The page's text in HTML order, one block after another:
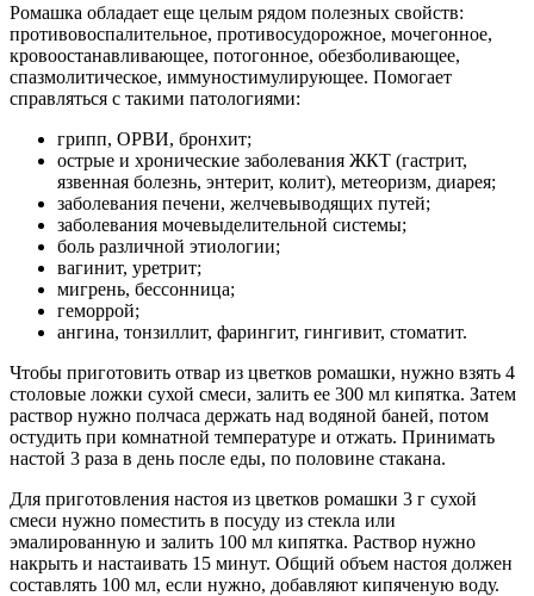
Ромашка обладает еще целым рядом полезных свойств:
противовоспалительное, противосудорожное, мочегонное,
кровоостанавливающее, потогонное, обезболивающее,
спазмолитическое, иммуностимулирующее. Помогает
справляться с такими патологиями:
грипп, ОРВИ, бронхит;
острые и хронические заболевания ЖКТ (гастрит,
язвенная болезнь, энтерит, колит), метеоризм, диарея;
заболевания печени, желчевыводящих путей;
заболевания мочевыделительной системы;
боль различной этиологии;
вагинит, уретрит;
мигрень, бессонница;
геморрой;
ангина, тонзиллит, фарингит, гингивит, стоматит.
Чтобы приготовить отвар из цветков ромашки, нужно взять 4
столовые ложки сухой смеси, залить ее 300 мл кипятка. Затем
раствор нужно полчаса держать над водяной баней, потом
остудить при комнатной температуре и отжать. Принимать
настой 3 раза в день после еды, по половине стакана.
Для приготовления настоя из цветков ромашки 3 г сухой
смеси нужно поместить в посуду из стекла или
эмалированную и залить 100 мл кипятка. Раствор нужно
накрыть и настаивать 15 минут. Общий объем настоя должен
составлять 100 мл, если нужно, добавляют кипяченую воду.